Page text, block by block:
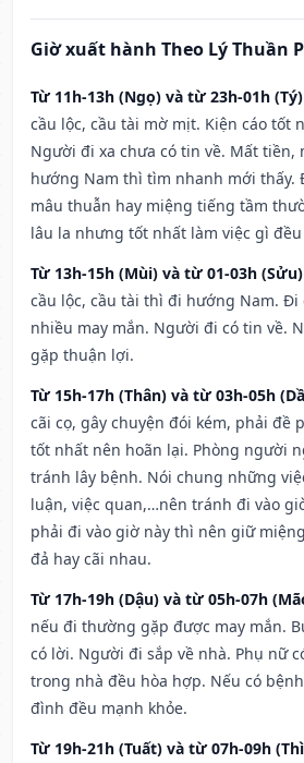
Giờ xuất hành Theo Lý Thuần
Từ 11h-13h (Ngọ) và từ 23h-01h (Tý)
cầu lộc, cầu tài mờ mịt. Kiện cáo tốt
Người đi xa chưa có tin về. Mất tiền,
hướng Nam thì tìm nhanh mới thấy.
mâu thuẫn hay miệng tiếng tầm
lâu la nhưng tốt nhất làm việc gì đều
Từ 13h-15h (Mùi) và từ 01-03h (Sửu)
cầu lộc, cầu tài thì đi hướng Nam. Đi
nhiều may mắn. Người đi có tin về.
gặp thuận lợi.
Từ 15h-17h (Thân) và từ 03h-05h
cãi cọ, gây chuyện đói kém, phải đề
tốt nhất nên hoãn lại. Phòng người
tránh lây bệnh. Nói chung những
luận, việc quan,…nên tránh đi vào
phải đi vào giờ này thì nên giữ
đả hay cãi nhau.
Từ 17h-19h (Dậu) và từ 05h-07h
nếu đi thường gặp được may mắn.
có lời. Người đi sắp về nhà. Phụ nữ
trong nhà đều hòa hợp. Nếu có
đình đều mạnh khỏe.
Từ 19h-21h (Tuất) và từ 07h-09h